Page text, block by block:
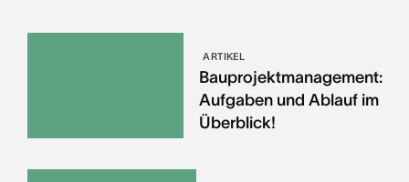
ARTIKEL
Bauprojektmanagement:
Aufgaben und Ablauf im
Überblick!